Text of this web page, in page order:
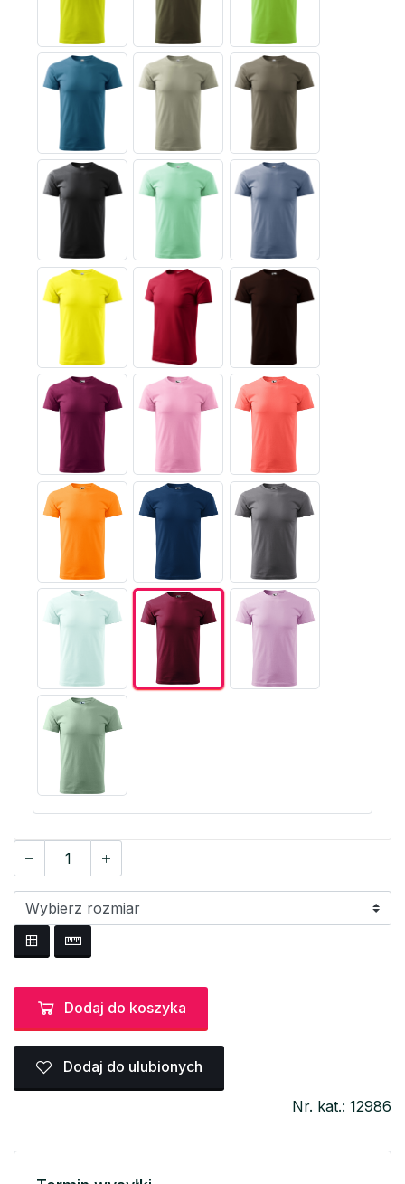
Dodaj do koszyka
Dodaj do ulubionych
Nr. kat.: 12986